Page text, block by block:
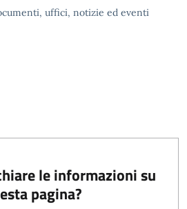
uffici, notizie ed eventi
le informazioni su
pagina?